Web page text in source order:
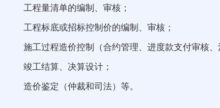
工程量清单的编制、审核；
工程标底或招标控制价的编制、审核；
施工过程造价控制（合约管理、进度款支付审核
竣工结算、决算设计；
造价鉴定（仲裁和司法）等。